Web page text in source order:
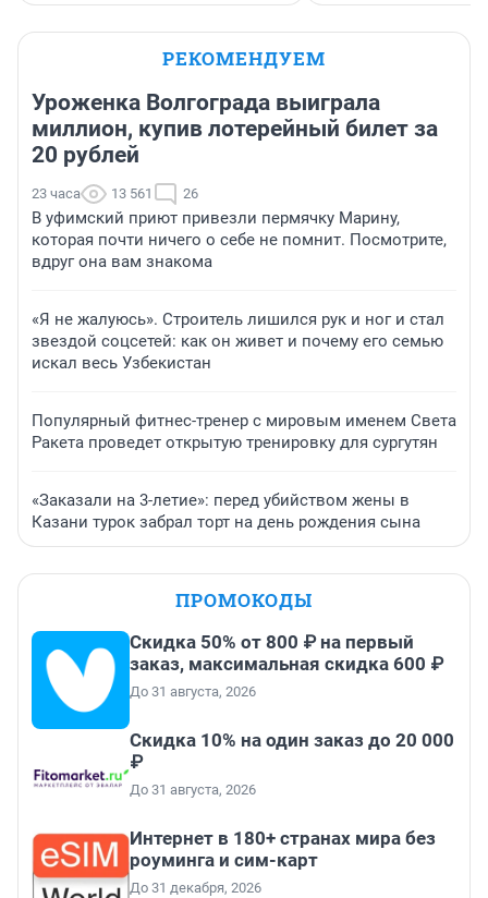
РЕКОМЕНДУЕМ
Уроженка Волгограда выиграла
миллион, купив лотерейный билет за
20 рублей
23 часа 13 561 26
В уфимский приют привезли пермячку Марину,
которая почти ничего о себе не помнит. Посмотрите,
вдруг она вам знакома
«Я не жалуюсь». Строитель лишился рук и ног и стал
звездой соцсетей: как он живет и почему его семью
искал весь Узбекистан
Популярный фитнес-тренер с мировым именем Света
Ракета проведет открытую тренировку для сургутян
«Заказали на 3-летие»: перед убийством жены в
Казани турок забрал торт на день рождения сына
ПРОМОКОДЫ
Скидка 50% от 800 ₽ на первый
заказ, максимальная скидка 600 ₽
До 31 августа, 2026
Скидка 10% на один заказ до 20 000
₽
До 31 августа, 2026
Интернет в 180+ странах мира без
роуминга и сим-карт
До 31 декабря, 2026